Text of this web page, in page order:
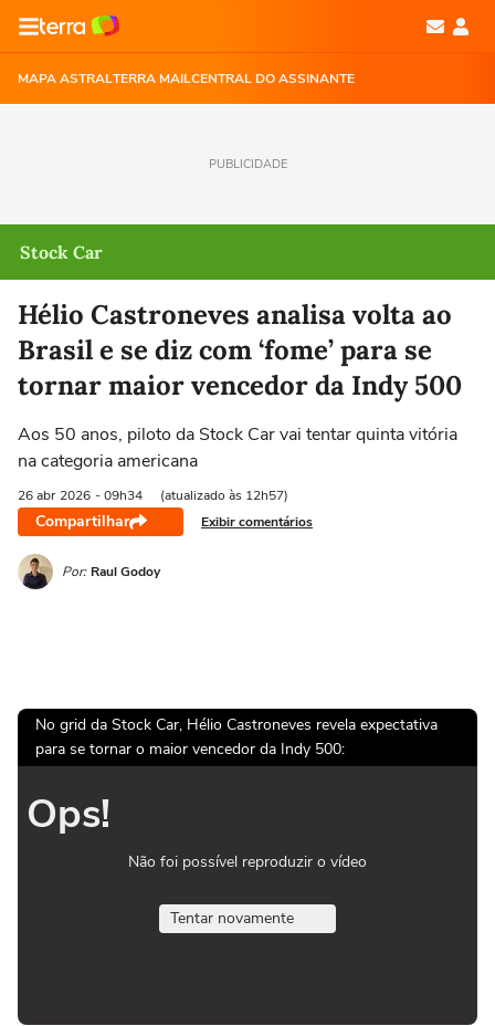
MAPA ASTRALTERRA MAILCENTRAL DO ASSINANTE
PUBLICIDADE
Stock Car
Hélio Castroneves analisa volta ao
Brasil e se diz com ‘fome’ para se
tornar maior vencedor da Indy 500
Aos 50 anos, piloto da Stock Car vai tentar quinta vitória
na categoria americana
26 abr 2026 - 09h34 (atualizado às 12h57)
Compartilhar Exibir comentários
Por: Raul Godoy
No grid da Stock Car, Hélio Castroneves revela expectativa
para se tornar o maior vencedor da Indy 500:
Ops!
Não foi possível reproduzir o vídeo
Tentar novamente